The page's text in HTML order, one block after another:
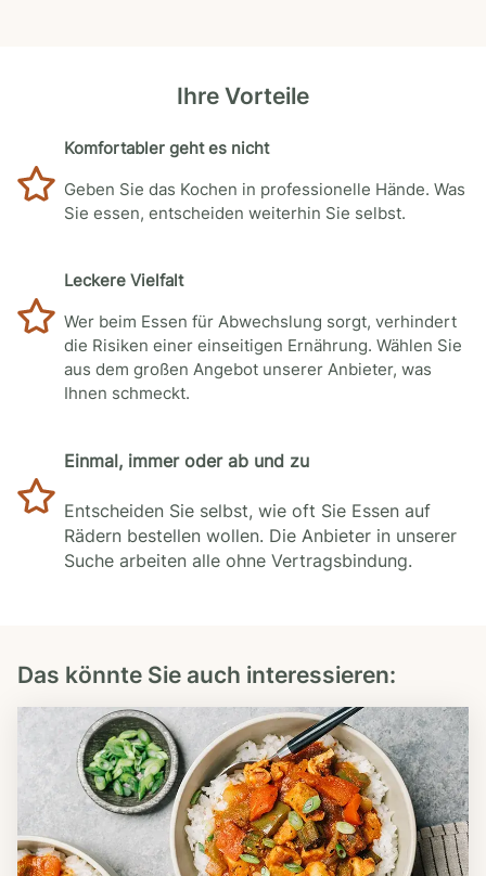
Ihre Vorteile
Komfortabler geht es nicht
Geben Sie das Kochen in professionelle Hände. Was
Sie essen, entscheiden weiterhin Sie selbst.
Leckere Vielfalt
Wer beim Essen für Abwechslung sorgt, verhindert
die Risiken einer einseitigen Ernährung. Wählen Sie
aus dem großen Angebot unserer Anbieter, was
Ihnen schmeckt.
Einmal, immer oder ab und zu
Entscheiden Sie selbst, wie oft Sie Essen auf
Rädern bestellen wollen. Die Anbieter in unserer
Suche arbeiten alle ohne Vertragsbindung.
Das könnte Sie auch interessieren: